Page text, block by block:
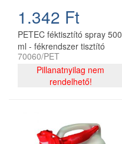
1.342 Ft
PETEC féktisztító spray 500
ml - fékrendszer tisztító
aeroszol
70060/PET
Pillanatnyilag nem
rendelhető!